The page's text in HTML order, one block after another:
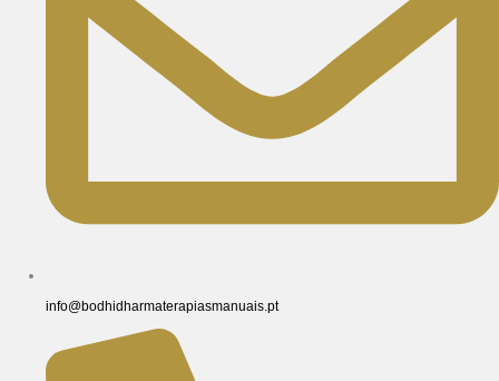
info@bodhidharmaterapiasmanuais.pt